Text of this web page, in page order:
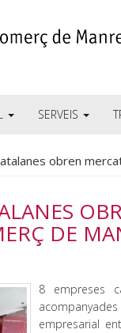
SERVEIS
obren
DE
8 empreses
empresarial